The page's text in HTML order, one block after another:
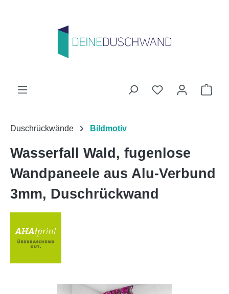
Du hast 0
Duschrückwände Bildmotiv
Wasserfall Wald, fugenlose
Wandpaneele aus Alu-Verbund
3mm, Duschrückwand